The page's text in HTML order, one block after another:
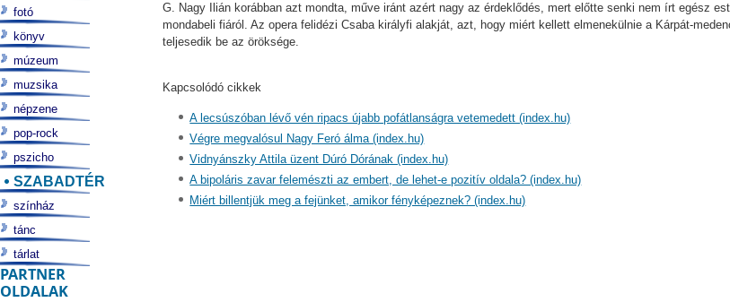
G. Nagy Ilián korábban azt mondta, műve iránt azért nagy az érdeklődés, mert előtte senki nem írt egész
mondabeli fiáról. Az opera felidézi Csaba királyfi alakját, azt, hogy miért kellett elmenekülnie a Kárpát-
teljesedik be az öröksége.
Kapcsolódó cikkek
A lecsúszóban lévő vén ripacs újabb pofátlanságra vetemedett (index.hu)
Végre megvalósul Nagy Feró álma (index.hu)
Vidnyánszky Attila üzent Dúró Dórának (index.hu)
A bipoláris zavar felemészti az embert, de lehet-e pozitív oldala? (index.hu)
Miért billentjük meg a fejünket, amikor fényképeznek? (index.hu)
fotó
könyv
múzeum
muzsika
népzene
pop-rock
pszicho
SZABADTÉR
színház
tánc
tárlat
PARTNER
OLDALAK